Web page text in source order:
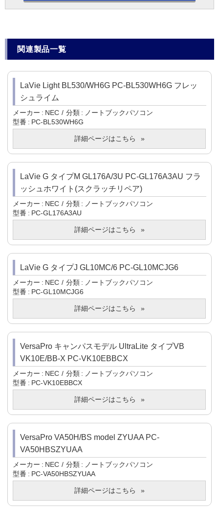
関連製品一覧
LaVie Light BL530/WH6G PC-BL530WH6G フレッ
シュライム
メーカー NEC 分類
ノートブックパソコン
型番
PC-BL530WH6G
詳細ページはこちら
LaVie G タイプM GL176A/3U PC-GL176A3AU フラ
ッシュホワイト(スクラッチリペア)
メーカー NEC 分類
ノートブックパソコン
型番
PC-GL176A3AU
詳細ページはこちら
LaVie G タイプJ GL10MC/6 PC-GL10MCJG6
メーカー NEC 分類
ノートブックパソコン
型番
PC-GL10MCJG6
詳細ページはこちら
VersaPro キャンパスモデル UltraLite タイプVB
VK10E/BB-X PC-VK10EBBCX
メーカー NEC 分類
ノートブックパソコン
型番
PC-VK10EBBCX
詳細ページはこちら
VersaPro VA50H/BS model ZYUAA PC-
VA50HBSZYUAA
メーカー NEC 分類
ノートブックパソコン
型番
PC-VA50HBSZYUAA
詳細ページはこちら